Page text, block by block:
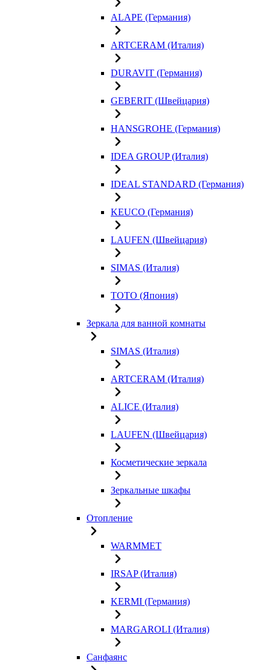
ALAPE (Германия)
ARTCERAM (Италия)
DURAVIT (Германия)
GEBERIT (Швейцария)
HANSGROHE (Германия)
IDEA GROUP (Италия)
IDEAL STANDARD (Германия)
KEUCO (Германия)
LAUFEN (Швейцария)
SIMAS (Италия)
TOTO (Япония)
Зеркала для ванной комнаты
SIMAS (Италия)
ARTCERAM (Италия)
ALICE (Италия)
LAUFEN (Швейцария)
Косметические зеркала
Зеркальные шкафы
Отопление
WARMMET
IRSAP (Италия)
KERMI (Германия)
MARGAROLI (Италия)
Санфаянс